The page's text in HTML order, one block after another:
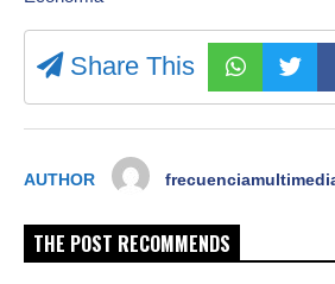
Share This
AUTHOR
THE POST RECOMMENDS